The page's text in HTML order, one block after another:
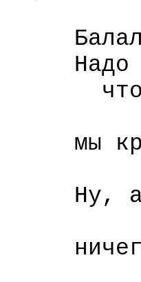
Надо
чтоб
и в
мы
как
Ну, а